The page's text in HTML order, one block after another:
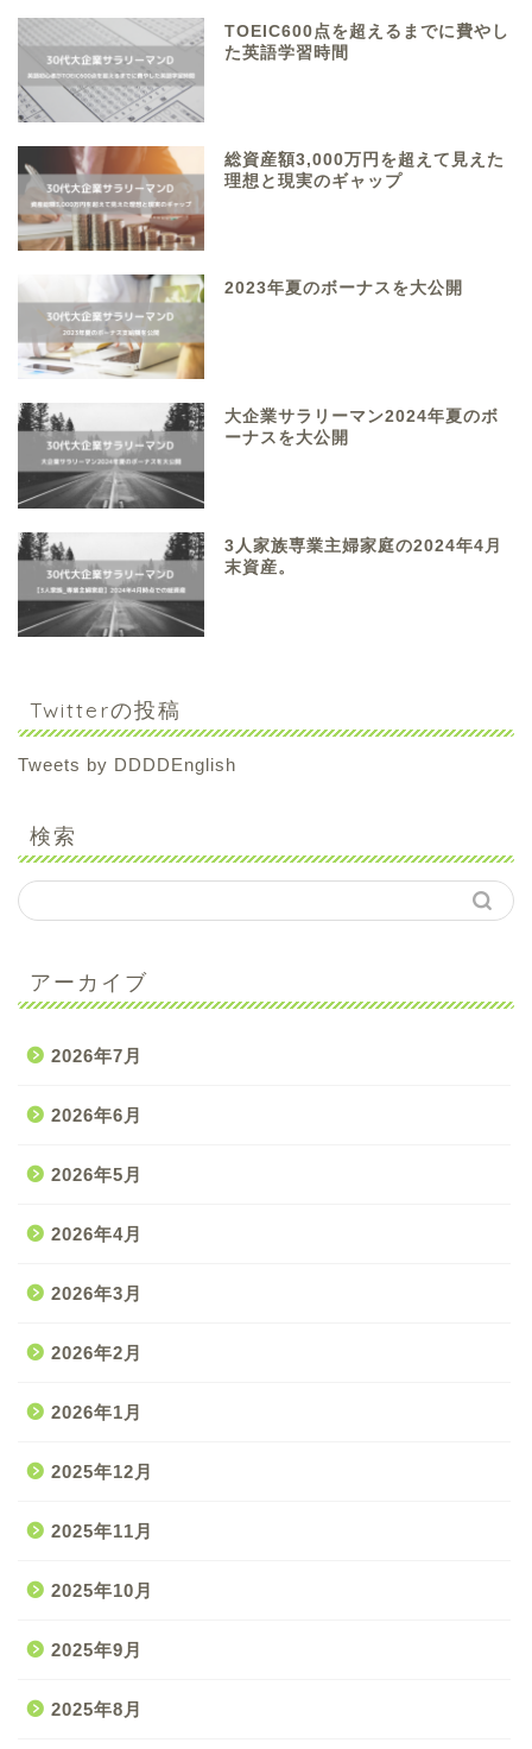
TOEIC600点を超えるまでに費やし
た英語学習時間
総資産額3,000万円を超えて見えた
理想と現実のギャップ
2023年夏のボーナスを大公開
大企業サラリーマン2024年夏のボ
ーナスを大公開
3人家族専業主婦家庭の2024年4月
末資産。
Twitterの投稿
Tweets by DDDDEnglish
検索
アーカイブ
2026年7月
2026年6月
2026年5月
2026年4月
2026年3月
2026年2月
2026年1月
2025年12月
2025年11月
2025年10月
2025年9月
2025年8月